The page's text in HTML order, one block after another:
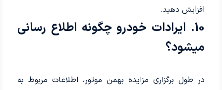
افزایش دهید.
10. ایرادات خودرو چگونه اطلاع رسانی
میشود؟
در طول برگزاری مزایده بهمن موتور، اطلاعات مربوط به